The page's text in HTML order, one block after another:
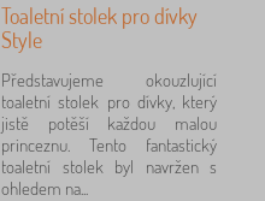
Toaletní stolek pro dívky
Style
Představujeme okouzlující
toaletní stolek pro dívky, který
jistě potěší každou malou
princeznu. Tento fantastický
toaletní stolek byl navržen s
ohledem na...